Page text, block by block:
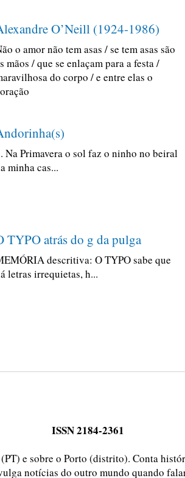
O’Neill (1924-1986)
o amor não tem asas / se tem asas são
mãos / que se enlaçam para a festa /
do corpo / e entre elas o
Na Primavera o sol faz o ninho no beiral
minha cas...
TYPO atrás do g da pulga
descritiva: O TYPO sabe que
letras irrequietas, h...
ISSN 2184-2361
e sobre o Porto (distrito). Conta
notícias do outro mundo quando